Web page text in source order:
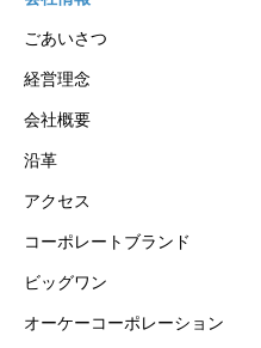
ごあいさつ
経営理念
会社概要
沿革
アクセス
コーポレートブランド
ビッグワン
オーケーコーポレーション